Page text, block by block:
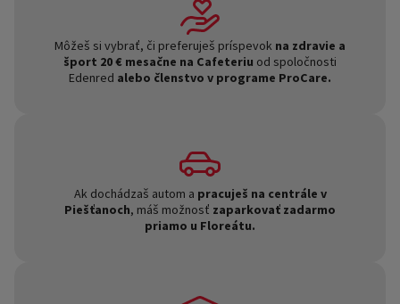
Môžeš si vybrať, či preferuješ príspevok na zdravie a
šport 20 € mesačne na Cafeteriu od spoločnosti
Edenred alebo členstvo v programe ProCare.
Ak dochádzaš autom a pracuješ na centrále v
Piešťanoch, máš možnosť zaparkovať zadarmo
priamo u Floreátu.